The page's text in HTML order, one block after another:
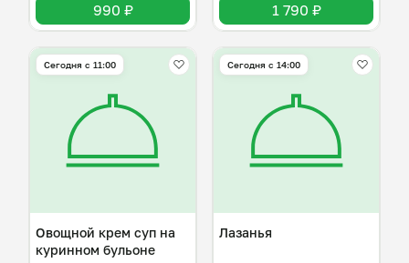
990 ₽ 1 790 ₽
Сегодня с 11:00
Овощной крем суп на
куринном бульоне
Сегодня с 14:00
Лазанья